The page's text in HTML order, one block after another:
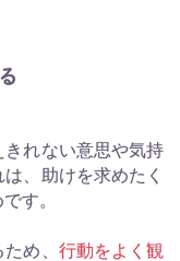
れない意思や気持
、助けを求めたく
す。
め、 行動をよく観